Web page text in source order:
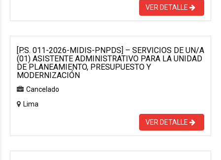
VER DETALLE
[P.S. 011-2026-MIDIS-PNPDS] – SERVICIOS DE UN/A
(01) ASISTENTE ADMINISTRATIVO PARA LA UNIDAD
DE PLANEAMIENTO, PRESUPUESTO Y
MODERNIZACIÓN
Cancelado
Lima
VER DETALLE